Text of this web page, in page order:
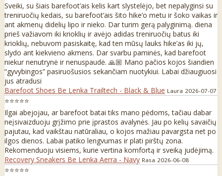
Sveiki, su šiais barefoot’ais kelis kart slystelėjo, bet nepalyginsi su
treniruočių kedais, su barefoot’ais šito hike’o metu ir šoko vaikas ir
ant akmenų didelių lipo ir nieko. Dar turim gerą palyginimą. diena
prieš važiavom iki krioklių ir avėjo adidas treniruočių batus iki
krioklių, nebuvom pasiskaitę, kad ten mūsų lauks hike’as iki jų,
slydo ant kiekvieno akmens. Dar svarbu paminės, kad barefoot
niekur nenutrynė ir nenuspaudė. 🙏🏼 Mano pačios kojos šiandien
“gyvybingos” pasiruošusios sekančiam nuotykiui. Labai džiaugiuosi
jus atradusi
Barefoot Shoes Be Lenka Trailtech - Black & Blue Laura 2026-07-07
⭐⭐⭐⭐⭐
Ilgai abejojau, ar barefoot batai tiks mano pėdoms, tačiau dabar
neįsivaizduoju grįžimo prie įprastos avalynės. Jau po kelių savaičių
pajutau, kad vaikštau natūraliau, o kojos mažiau pavargsta net po
ilgos dienos. Labai patiko lengvumas ir plati pirštų zona.
Rekomenduoju visiems, kurie vertina komfortą ir sveiką judėjimą.
Recovery Sneakers Be Lenka Aerra - Navy Rasa 2026-06-08
⭐⭐⭐⭐⭐